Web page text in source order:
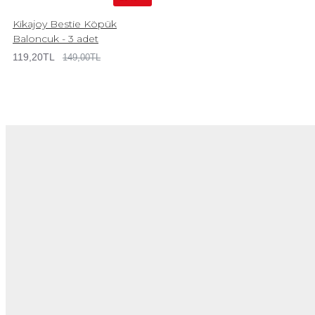
Kikajoy Bestie Köpük
Baloncuk - 3 adet
119,20TL 149,00TL